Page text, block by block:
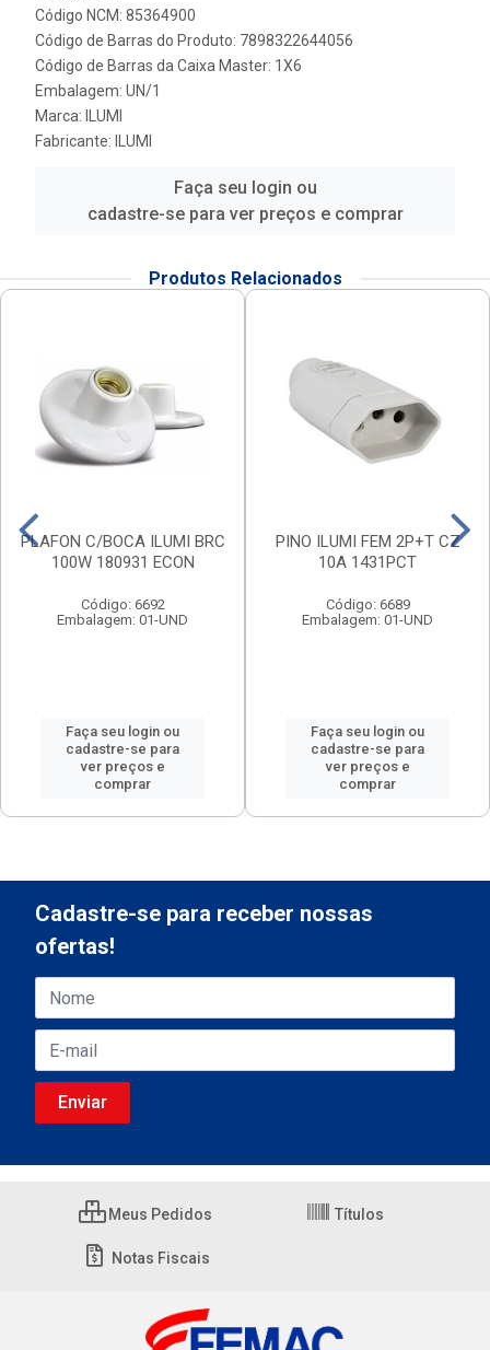
Código NCM: 85364900
Código de Barras do Produto: 7898322644056
Código de Barras da Caixa Master: 1X6
Embalagem: UN/1
Marca:
ILUMI
Fabricante:
ILUMI
Faça seu login ou
cadastre-se para ver preços e comprar
Produtos Relacionados
PLAFON C/BOCA ILUMI BRC
100W 180931 ECON
Código: 6692
Embalagem: 01-UND
Faça seu login ou
cadastre-se para
ver preços e
comprar
PINO ILUMI FEM 2P+T CZ
10A 1431PCT
Código: 6689
Embalagem: 01-UND
Faça seu login ou
cadastre-se para
ver preços e
comprar
Cadastre-se para receber nossas
ofertas!
Meus Pedidos Títulos
Notas Fiscais